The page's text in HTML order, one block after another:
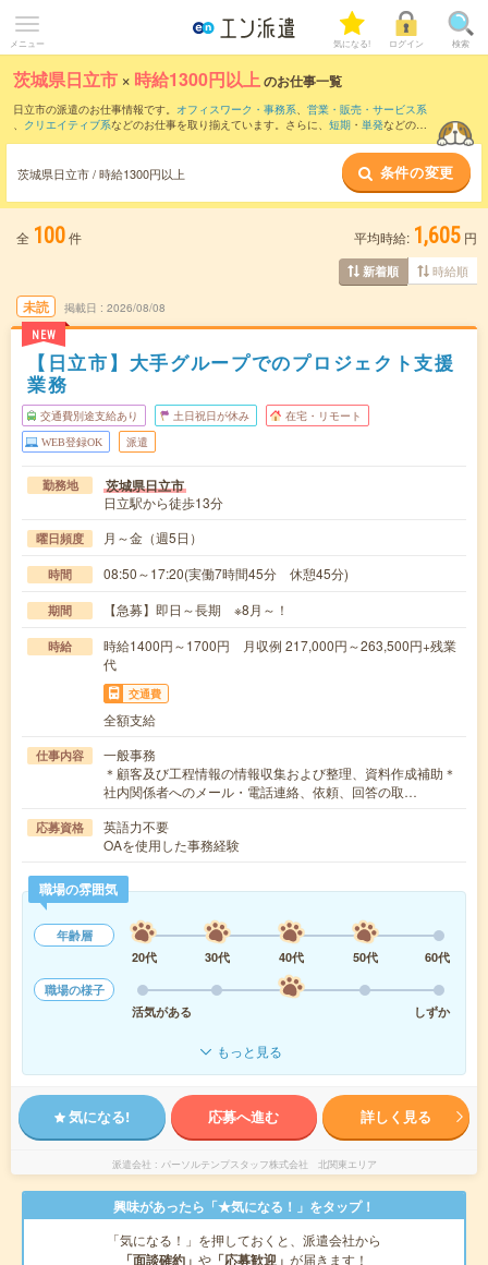
メニュー 気になる! ログイン 検索
茨城県日立市 × 時給1300円以上のお仕事一覧
日立市の派遣のお仕事情報です。 オフィスワーク・事務系、 営業・販売・サービス系
、 クリエイティブ系などのお仕事を取り揃えています。さらに、 短期 ・ 単発などの期
茨城県日立市 / 時給1300円以上 条件の変更
全 100件 平均時給: 1,605 円
新着順 時給順
未読
NEW
掲載日 2026/08/08
【日立市】大手グループでのプロジェクト支援
業務
交通費別途支給あり 土日祝日が休み 在宅・リモート
WEB登録OK 派遣
勤務地 茨城県日立市
日立駅から徒歩13分
曜日頻度 月～金（週5日）
時間 08:50～17:20(実働7時間45分 休憩45分)
期間 【急募】即日～長期 ※8月～！
時給
時給1400円～1700円 月収例 217,000円～263,500円+残業
代
交通費
全額支給
仕事内容
一般事務
＊顧客及び工程情報の情報収集および整理、資料作成補助＊
社内関係者へのメール・電話連絡、依頼、回答の取…
応募資格
英語力不要
OAを使用した事務経験
職場の雰囲気
年齢層
20代
30代 40代 50代
60代
職場の様子
活気がある
しずか
もっと見る
気になる! 応募へ進む 詳しく見る
派遣会社 パーソルテンプスタッフ株式会社 北関東エリア
興味があったら「★気になる！」をタップ！
「気になる！」を押しておくと、派遣会社から
「面談確約」 や 「応募歓迎」 が届きます！